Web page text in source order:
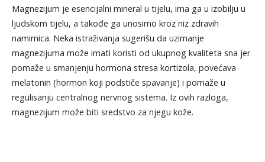
Magnezijum je esencijalni mineral u tijelu, ima ga u izobilju u
ljudskom tijelu, a takođe ga unosimo kroz niz zdravih
namirnica. Neka istraživanja sugerišu da uzimanje
magnezijuma može imati koristi od ukupnog kvaliteta sna jer
pomaže u smanjenju hormona stresa kortizola, povećava
melatonin (hormon koji podstiče spavanje) i pomaže u
regulisanju centralnog nervnog sistema. Iz ovih razloga,
magnezijum može biti sredstvo za njegu kože.